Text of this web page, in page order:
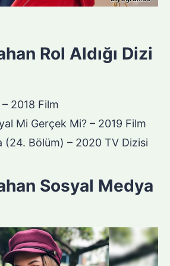
Rol Aldığı Dizi
– 2018 Film
Mi Gerçek Mi? – 2019 Film
(24. Bölüm) – 2020 TV Dizisi
Sosyal Medya